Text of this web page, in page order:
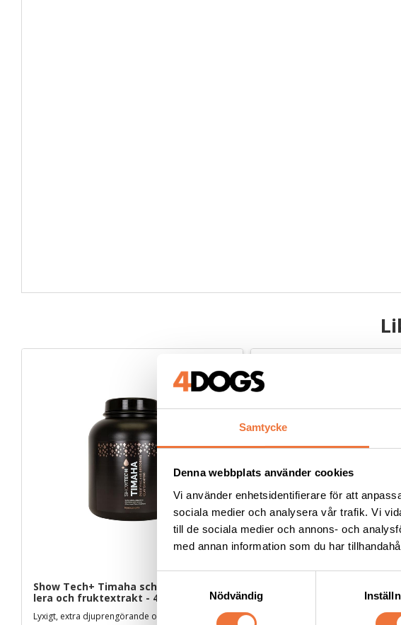
Samtycke
Denna webbplats använder cookies
Vi använder enhetsidentifierare för att
sociala medier och analysera vår trafik. Vi
till de sociala medier och annons- och
med annan information som du har
a
Nödvändig
Show Tech+ Timaha schampo med
lera och fruktextrakt - 4,5 liter
Lyxigt, extra djuprengörande och återfuktande
50%
schampo - 300 ml
Extra djuprengörande för feta